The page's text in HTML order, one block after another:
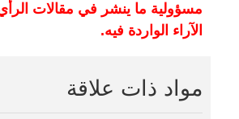
مسؤولية ما ينشر في مقالات
الآراء الواردة فيه.
مواد ذات علاقة